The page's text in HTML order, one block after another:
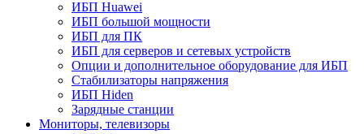
ИБП Huawei
ИБП большой мощности
ИБП для ПК
ИБП для серверов и сетевых устройств
Опции и дополнительное оборудование для ИБП
Стабилизаторы напряжения
ИБП Hiden
Зарядные станции
Мониторы, телевизоры